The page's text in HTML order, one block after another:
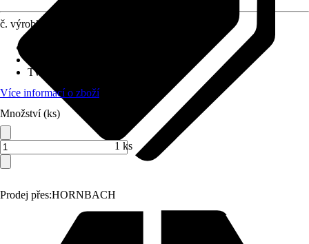
Prodej přes:HORNBACH
č. výrobku
Tvar
Více informací o zboží
Množství (ks)
1 ks